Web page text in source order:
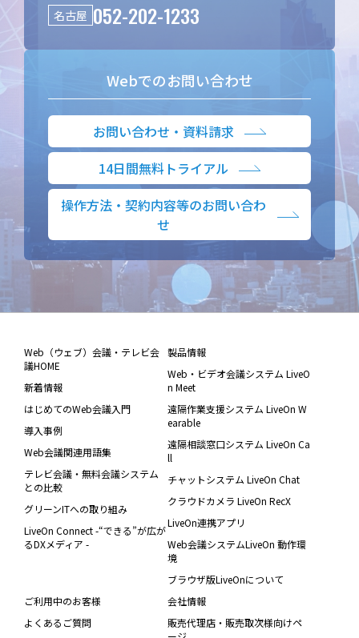
名古屋 052-202-1233
Webでのお問い合わせ
お問い合わせ・資料請求
14日間無料トライアル
操作方法・契約内容等のお問い合わ
せ
Web（ウェブ）会議・テレビ会
議HOME
新着情報
はじめてのWeb会議入門
導入事例
Web会議関連用語集
テレビ会議・無料会議システム
との比較
グリーンITへの取り組み
LiveOn Connect -“できる”が広が
るDXメディア -
製品情報
Web・ビデオ会議システム LiveO
n Meet
遠隔作業支援システム LiveOn W
earable
遠隔相談窓口システム LiveOn Ca
ll
チャットシステム LiveOn Chat
クラウドカメラ LiveOn RecX
LiveOn連携アプリ
Web会議システムLiveOn 動作環
境
ブラウザ版LiveOnについて
ご利用中のお客様
よくあるご質問
会社情報
販売代理店・販売取次様向けペ